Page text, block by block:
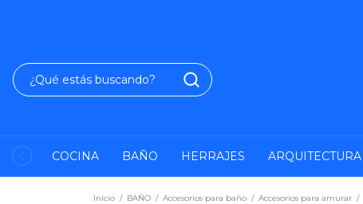
COCINA BAÑO HERRAJES ARQUITECTURA
Inicio / BAÑO / Accesorios para baño / Accesorios para amurar /